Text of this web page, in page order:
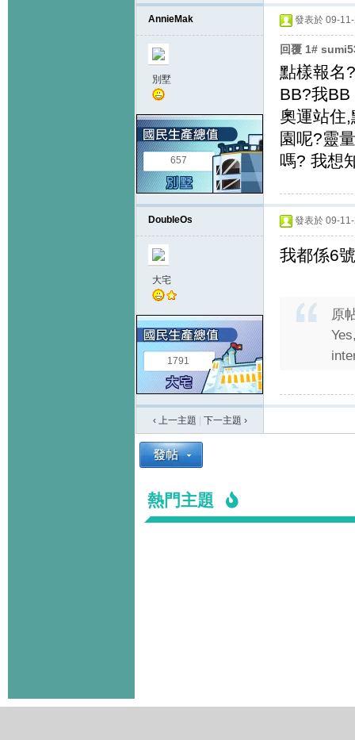
AnnieMak
別墅
657
發表於 09-
回覆 1#
點樣報名
BB?我
奧運站住
園呢?靈
嗎? 我想
DoubleOs
大宅
1791
發表於 09-
我都係6
原
‹ 上一主題 下一主題 ›
熱門主題